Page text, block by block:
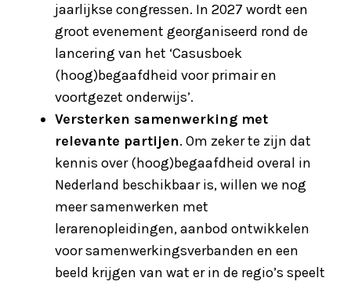
jaarlijkse congressen. In 2027 wordt een
groot evenement georganiseerd rond de
lancering van het ‘Casusboek
(hoog)begaafdheid voor primair en
voortgezet onderwijs’.
Versterken samenwerking met
relevante partijen. Om zeker te zijn dat
kennis over (hoog)begaafdheid overal in
Nederland beschikbaar is, willen we nog
meer samenwerken met
lerarenopleidingen, aanbod ontwikkelen
voor samenwerkingsverbanden en een
beeld krijgen van wat er in de regio’s speelt